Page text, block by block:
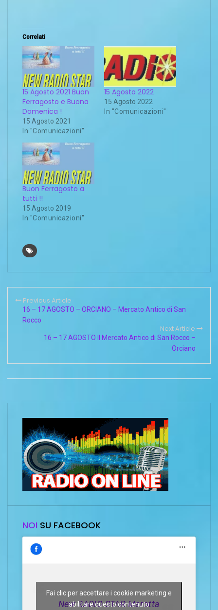
Correlati
15 Agosto 2021 Buon
Ferragosto e Buona
Domenica !
15 Agosto 2021
In "Comunicazioni"
15 Agosto 2022
15 Agosto 2022
In "Comunicazioni"
Buon Ferragosto a
tutti !!
15 Agosto 2019
In "Comunicazioni"
Previous Article
16 – 17 AGOSTO – ORCIANO – Mercato Antico di San
Rocco
Next Article
16 – 17 AGOSTO Il Mercato Antico di San Rocco –
Orciano
NOI SU FACEBOOK
New RADIO STAR Marotta
Fai clic per accettare i cookie marketing e
abilitare questo contenuto